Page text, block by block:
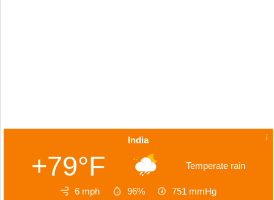
India
+79°F Temperate rain
6 mph 96% 751 mmHg